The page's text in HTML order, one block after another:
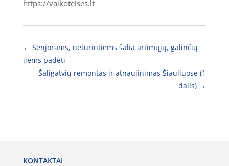
https://vaikoteises.lt
← Senjorams, neturintiems šalia artimųjų, galinčių
jiems padėti
Šaligatvių remontas ir atnaujinimas Šiauliuose (1
dalis) →
KONTAKTAI